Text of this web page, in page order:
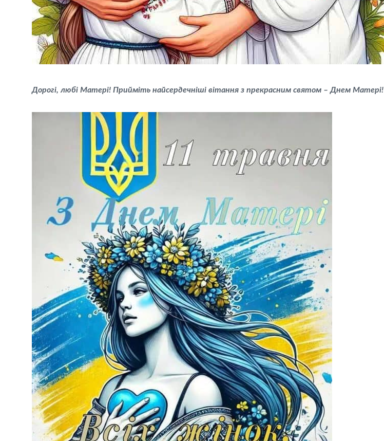
Дорогі, любі Матері! Прийміть найсердечніші вітання з прекрасним святом – Днем Матері!